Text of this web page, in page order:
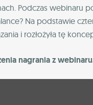
Podczas webinaru
Na podstawie
i rozłożyła tę
nagrania z